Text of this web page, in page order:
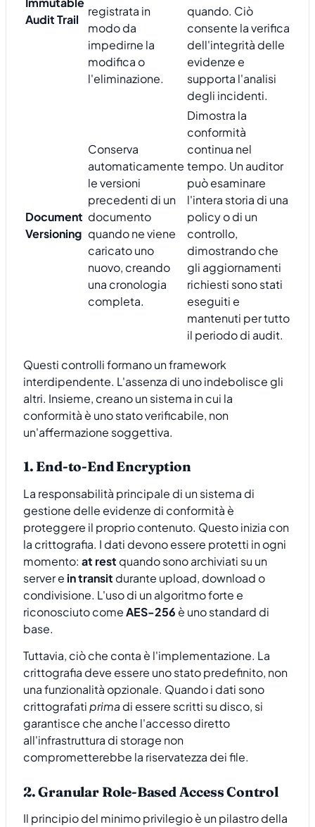
Audit Trail
registrata in
modo da
impedirne la
modifica o
l'eliminazione.
quando. Ciò
consente la verifica
dell'integrità delle
evidenze e
supporta l'analisi
degli incidenti.
Document
Versioning
Conserva
automaticamente
le versioni
precedenti di un
documento
quando ne viene
caricato uno
nuovo, creando
una cronologia
completa.
Dimostra la
conformità
continua nel
tempo. Un auditor
può esaminare
l'intera storia di una
policy o di un
controllo,
dimostrando che
gli aggiornamenti
richiesti sono stati
eseguiti e
mantenuti per tutto
il periodo di audit.
Questi controlli formano un framework
interdipendente. L'assenza di uno indebolisce gli
altri. Insieme, creano un sistema in cui la
conformità è uno stato verificabile, non
un'affermazione soggettiva.
1. End-to-End Encryption
La responsabilità principale di un sistema di
gestione delle evidenze di conformità è
proteggere il proprio contenuto. Questo inizia con
la crittografia. I dati devono essere protetti in ogni
momento: at rest quando sono archiviati su un
server e in transit durante upload, download o
condivisione. L'uso di un algoritmo forte e
riconosciuto comeAES-256 è uno standard di
base.
Tuttavia, ciò che conta è l'implementazione. La
crittografia deve essere uno stato predefinito, non
una funzionalità opzionale. Quando i dati sono
crittografatiprima di essere scritti su disco, si
garantisce che anche l'accesso diretto
all'infrastruttura di storage non
comprometterebbe la riservatezza dei file.
2. Granular Role-Based Access Control
Il principio del minimo privilegio è un pilastro della